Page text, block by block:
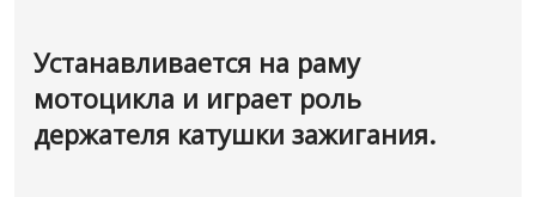
Устанавливается на раму
мотоцикла и играет роль
держателя катушки зажигания.